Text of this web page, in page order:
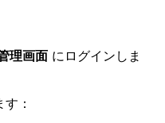
理画面 にログインしま
：